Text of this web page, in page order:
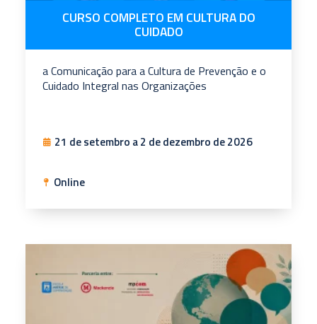
CURSO COMPLETO EM CULTURA DO
CUIDADO
a Comunicação para a Cultura de Prevenção e o
Cuidado Integral nas Organizações
21 de setembro a 2 de dezembro de 2026
Online